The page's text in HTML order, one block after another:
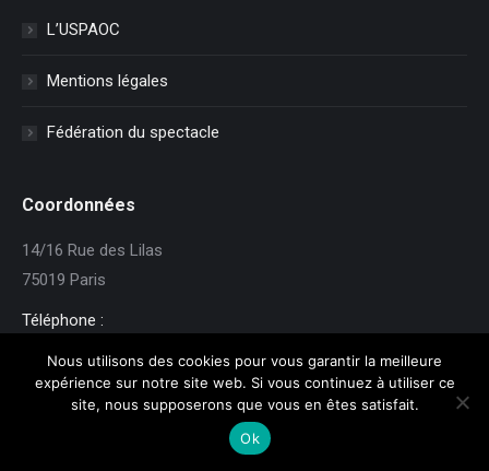
L’USPAOC
Mentions légales
Fédération du spectacle
Coordonnées
14/16 Rue des Lilas
75019 Paris
Téléphone :
E-mail:
contact@uspaoc-cgt.fr
Nous utilisons des cookies pour vous garantir la meilleure
expérience sur notre site web. Si vous continuez à utiliser ce
site, nous supposerons que vous en êtes satisfait.
Ok